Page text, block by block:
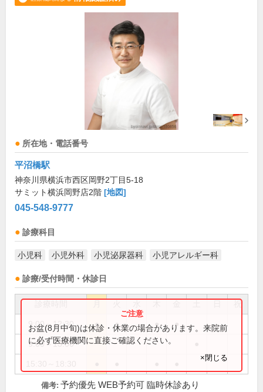
所在地・電話番号
平沼橋駅
神奈川県横浜市西区岡野2丁目5-18
サミット横浜岡野店2階 [地図]
045-548-9777
診療科目
小児科 小児外科 小児泌尿器科 小児アレルギー科
診療/受付時間・休診日
祝
9:00～12:30 ● ● ● ●
9:00～13:00
お盆(8月中旬)は休診・休業の場合があります。来院前
に必ず医療機関に直接ご確認ください。
×閉じる
備考: 予約優先 WEB予約可 臨時休診あり